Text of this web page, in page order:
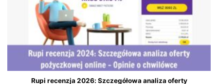
Rupi recenzja 2026: Szczegółowa analiza oferty